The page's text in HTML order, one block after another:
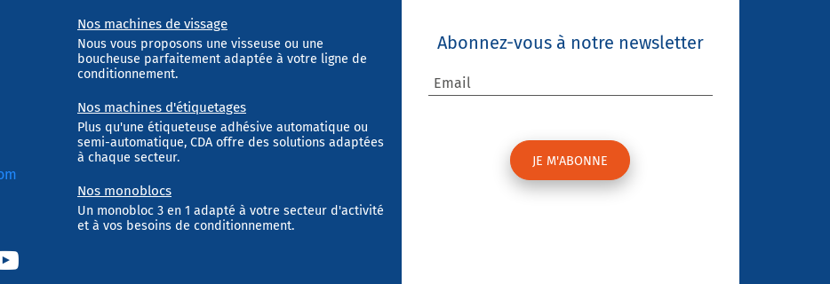
Nos machines de vissage
Nous vous proposons une visseuse ou une
boucheuse parfaitement adaptée à votre ligne de
conditionnement.
Nos machines d'étiquetages
Plus qu'une étiqueteuse adhésive automatique ou
semi-automatique, CDA offre des solutions adaptées
à chaque secteur.
Nos monoblocs
Un monobloc 3 en 1 adapté à votre secteur d'activité
et à vos besoins de conditionnement.
Abonnez-vous à notre newsletter
Email